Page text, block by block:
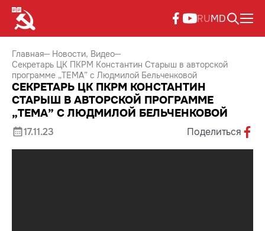
RUMD
Главная Новости Видео
Секретарь ЦК ПКРМ Константин Старыш в авторской
программе „TEMA” с Людмилой Бельченковой
СЕКРЕТАРЬ ЦК ПКРМ КОНСТАНТИН
СТАРЫШ В АВТОРСКОЙ ПРОГРАММЕ
„TEMA” С ЛЮДМИЛОЙ БЕЛЬЧЕНКОВОЙ
17.11.23 Поделиться